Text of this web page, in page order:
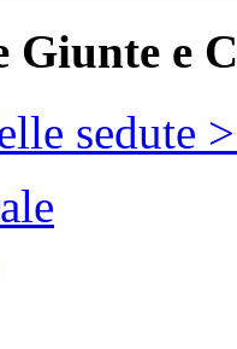
Giunte e
sedute